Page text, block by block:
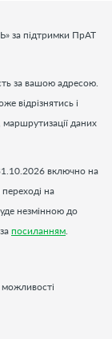
за підтримки ПрАТ
за вашою адресою.
відрізнятись і
маршрутизації даних
включно на
на
незмінною до
посиланням
можливості